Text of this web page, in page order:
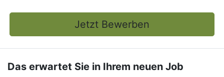
Jetzt Bewerben
Das erwartet Sie in Ihrem neuen Job